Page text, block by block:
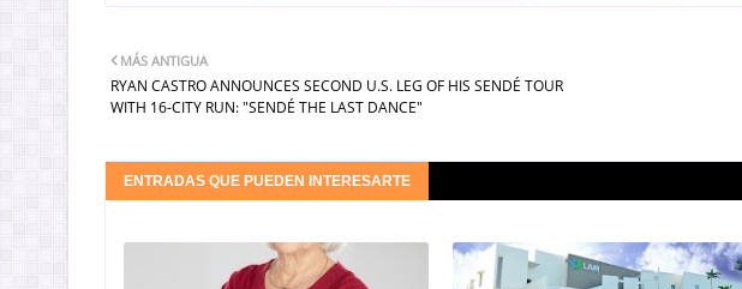
MÁS ANTIGUA
RYAN CASTRO ANNOUNCES SECOND U.S. LEG OF HIS SENDÉ TOUR
WITH 16-CITY RUN: "SENDÉ THE LAST DANCE"
ENTRADAS QUE PUEDEN INTERESARTE